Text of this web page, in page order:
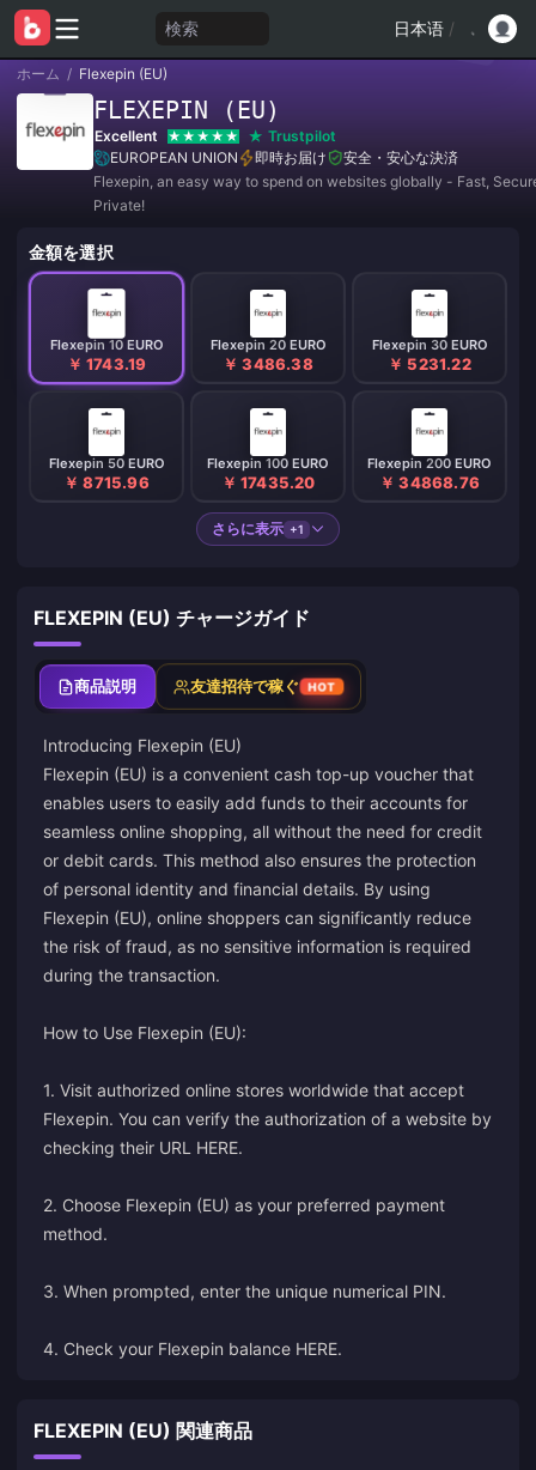
検索 日本语 /
ホーム / Flexepin (EU)
FLEXEPIN (EU)
Excellent
Trustpilot
EUROPEAN UNION
即時お届け
安全・安心な決済
Flexepin, an easy way to spend on websites globally - Fast,
Private!
金額を選択
Flexepin 10 EURO
￥ 1743.19
Flexepin 20 EURO
￥ 3486.38
Flexepin 30 EURO
￥ 5231.22
Flexepin 50 EURO
￥ 8715.96
Flexepin 100 EURO
￥ 17435.20
Flexepin 200 EURO
￥ 34868.76
さらに表示 +1
FLEXEPIN (EU) チャージガイド
商品説明 友達招待で稼ぐ HOT
Introducing Flexepin (EU)
Flexepin (EU) is a convenient cash top-up voucher that
enables users to easily add funds to their accounts for
seamless online shopping, all without the need for credit
or debit cards. This method also ensures the protection
of personal identity and financial details. By using
Flexepin (EU), online shoppers can significantly reduce
the risk of fraud, as no sensitive information is required
during the transaction.
How to Use Flexepin (EU):
1. Visit authorized online stores worldwide that accept
Flexepin. You can verify the authorization of a website by
checking their URL HERE.
2. Choose Flexepin (EU) as your preferred payment
method.
3. When prompted, enter the unique numerical PIN.
4. Check your Flexepin balance HERE.
FLEXEPIN (EU) 関連商品